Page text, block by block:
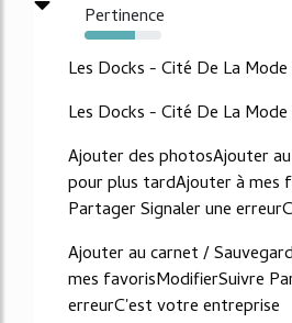
Pertinence
66%
Les Docks - Cité De La
Les Docks - Cité De La
Ajouter des photosAjouter
pour plus tardAjouter à mes
Partager Signaler une
Ajouter au carnet /
mes favorisModifierSuivre
erreurC'est votre entreprise